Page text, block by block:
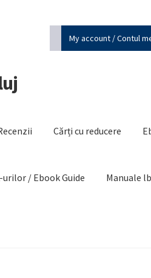
My account / Contul
Cărți cu reducere
/ Ebook Guide Manuale